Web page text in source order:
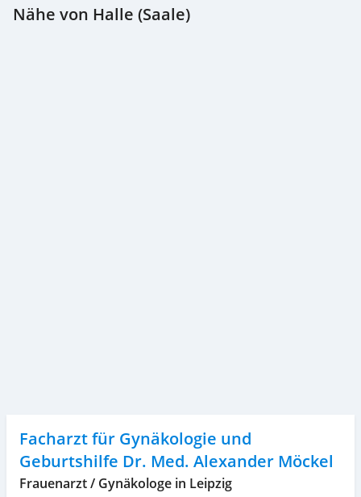
Nähe von Halle (Saale)
Facharzt für Gynäkologie und
Geburtshilfe Dr. Med. Alexander Möckel
Frauenarzt / Gynäkologe in Leipzig